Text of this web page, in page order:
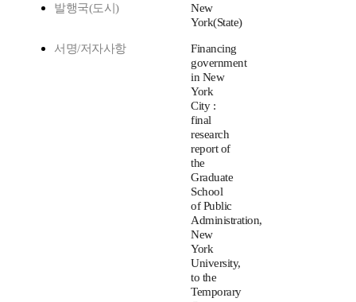
발행국(도시)
New
York(State)
서명/저자사항
Financing
government
in New
York
City :
final
research
report of
the
Graduate
School
of Public
Administration,
New
York
University,
to the
Temporary